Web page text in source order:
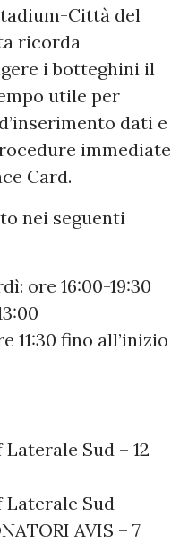
Città del
ricorda
i botteghini il
utile per
dati e
immediate
Card.
nei seguenti
ore 16:00-19:30
11:30 fino all’inizio
Sud – 12
Laterale Sud
AVIS – 7